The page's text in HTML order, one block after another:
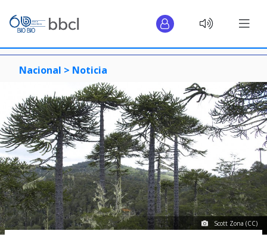
Nacional > Noticia
Scott Zona (CC)